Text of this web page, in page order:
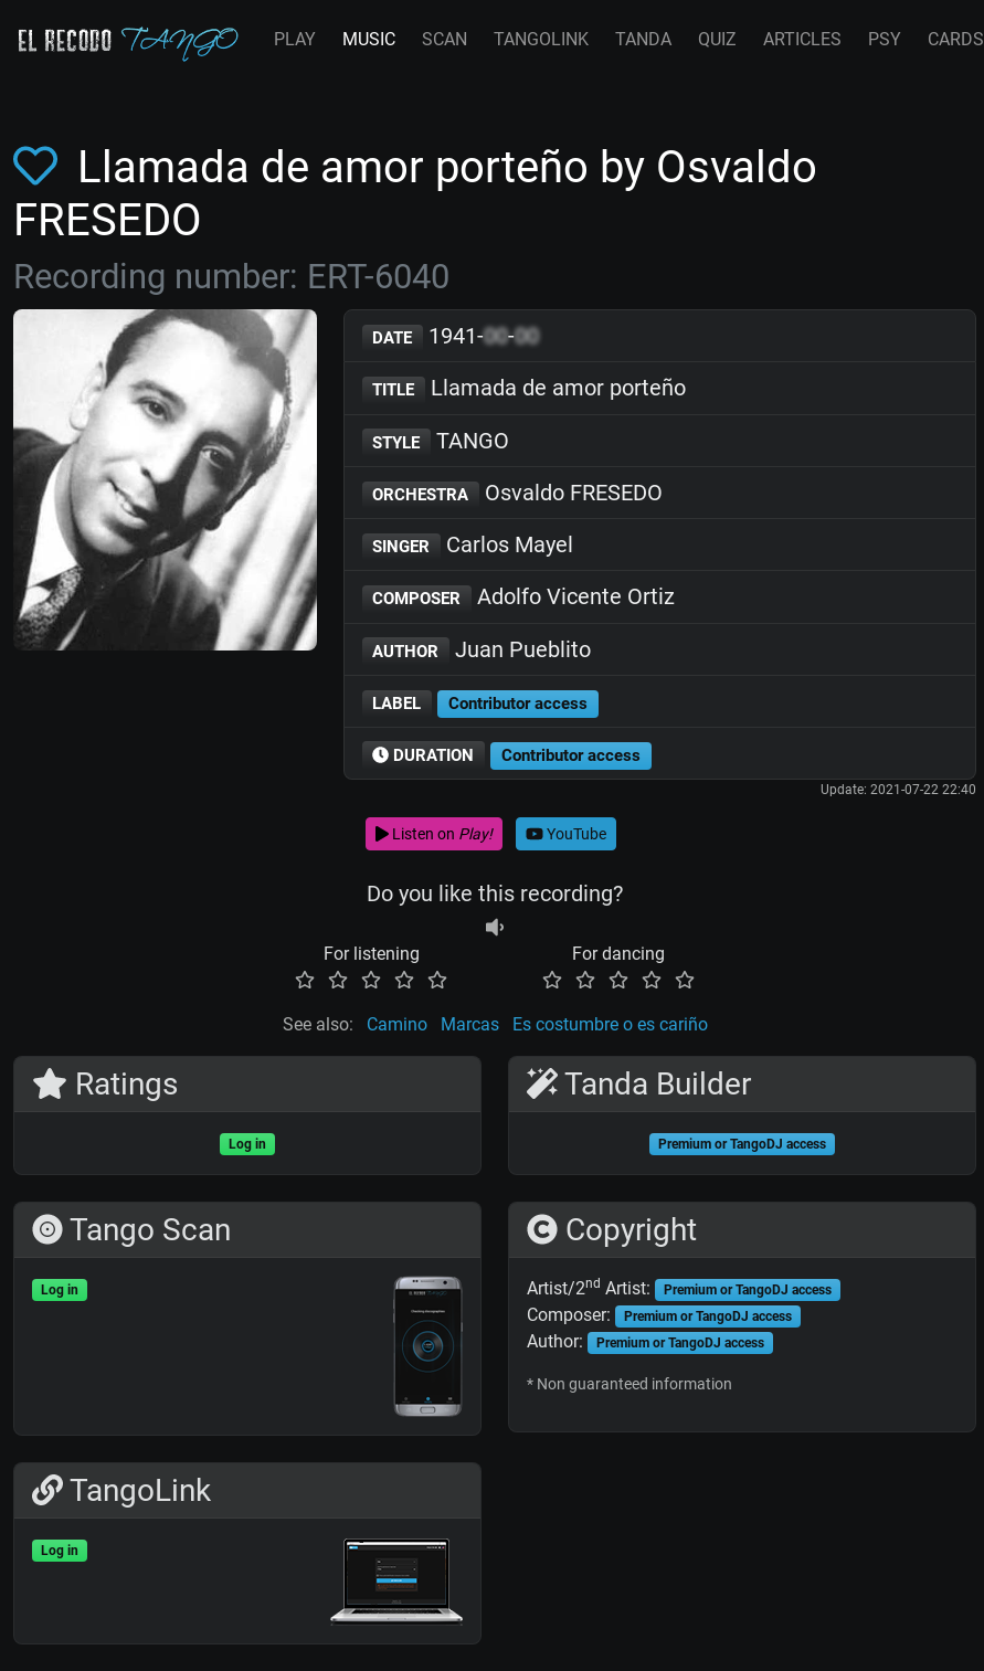
PLAY MUSIC SCAN TANGOLINK TANDA QUIZ ARTICLES PSY CARDS
Llamada de amor porteño by Osvaldo
FRESEDO
Recording number: ERT-6040
DATE 1941-00-00
TITLE Llamada de amor porteño
STYLE TANGO
ORCHESTRA Osvaldo FRESEDO
SINGER Carlos Mayel
COMPOSER Adolfo Vicente Ortiz
AUTHOR Juan Pueblito
LABEL Contributor access
DURATION Contributor access
Update: 2021-07-22 22:40
Listen on Play! YouTube
Do you like this recording?
For listening For dancing
See also: Camino Marcas Es costumbre o es cariño
Ratings
Log in
Tango Scan
Log in
TangoLink
Log in
Tanda Builder
Premium or TangoDJ access
Copyright
Artist/2nd Artist: Premium or TangoDJ access
Composer: Premium or TangoDJ access
Author: Premium or TangoDJ access
* Non guaranteed information